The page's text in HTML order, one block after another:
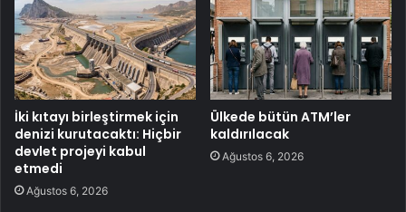
İki kıtayı birleştirmek için
denizi kurutacaktı: Hiçbir
devlet projeyi kabul
etmedi
Ağustos 6, 2026
Ülkede bütün ATM’ler
kaldırılacak
Ağustos 6, 2026